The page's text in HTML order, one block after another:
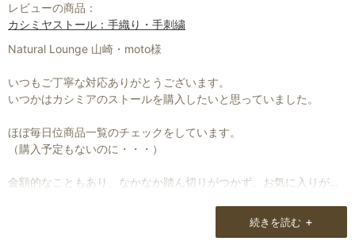
レビューの商品：
カシミヤストール：手織り・手刺繍
Natural Lounge 山崎・moto様
いつもご丁寧な対応ありがとうございます。
いつかはカシミアのストールを購入したいと思っていました。
ほぼ毎日位商品一覧のチェックをしています。
（購入予定もないのに・・・）
金額的なこともあり、なかなか踏ん切りがつかず、お気に入りが
今回購入のきっかけは、解説を加えたブログを読み、この商品がリ
続きを読む +